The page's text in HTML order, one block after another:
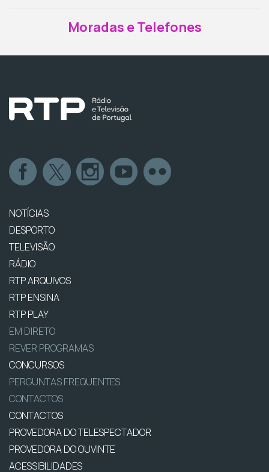
Moradas e Telefones
NOTÍCIAS
DESPORTO
TELEVISÃO
RÁDIO
RTP ARQUIVOS
RTP ENSINA
RTP PLAY
EM DIRETO
REVER PROGRAMAS
CONCURSOS
PERGUNTAS FREQUENTES
CONTACTOS
CONTACTOS
PROVEDORA DO TELESPECTADOR
PROVEDORA DO OUVINTE
ACESSIBILIDADES